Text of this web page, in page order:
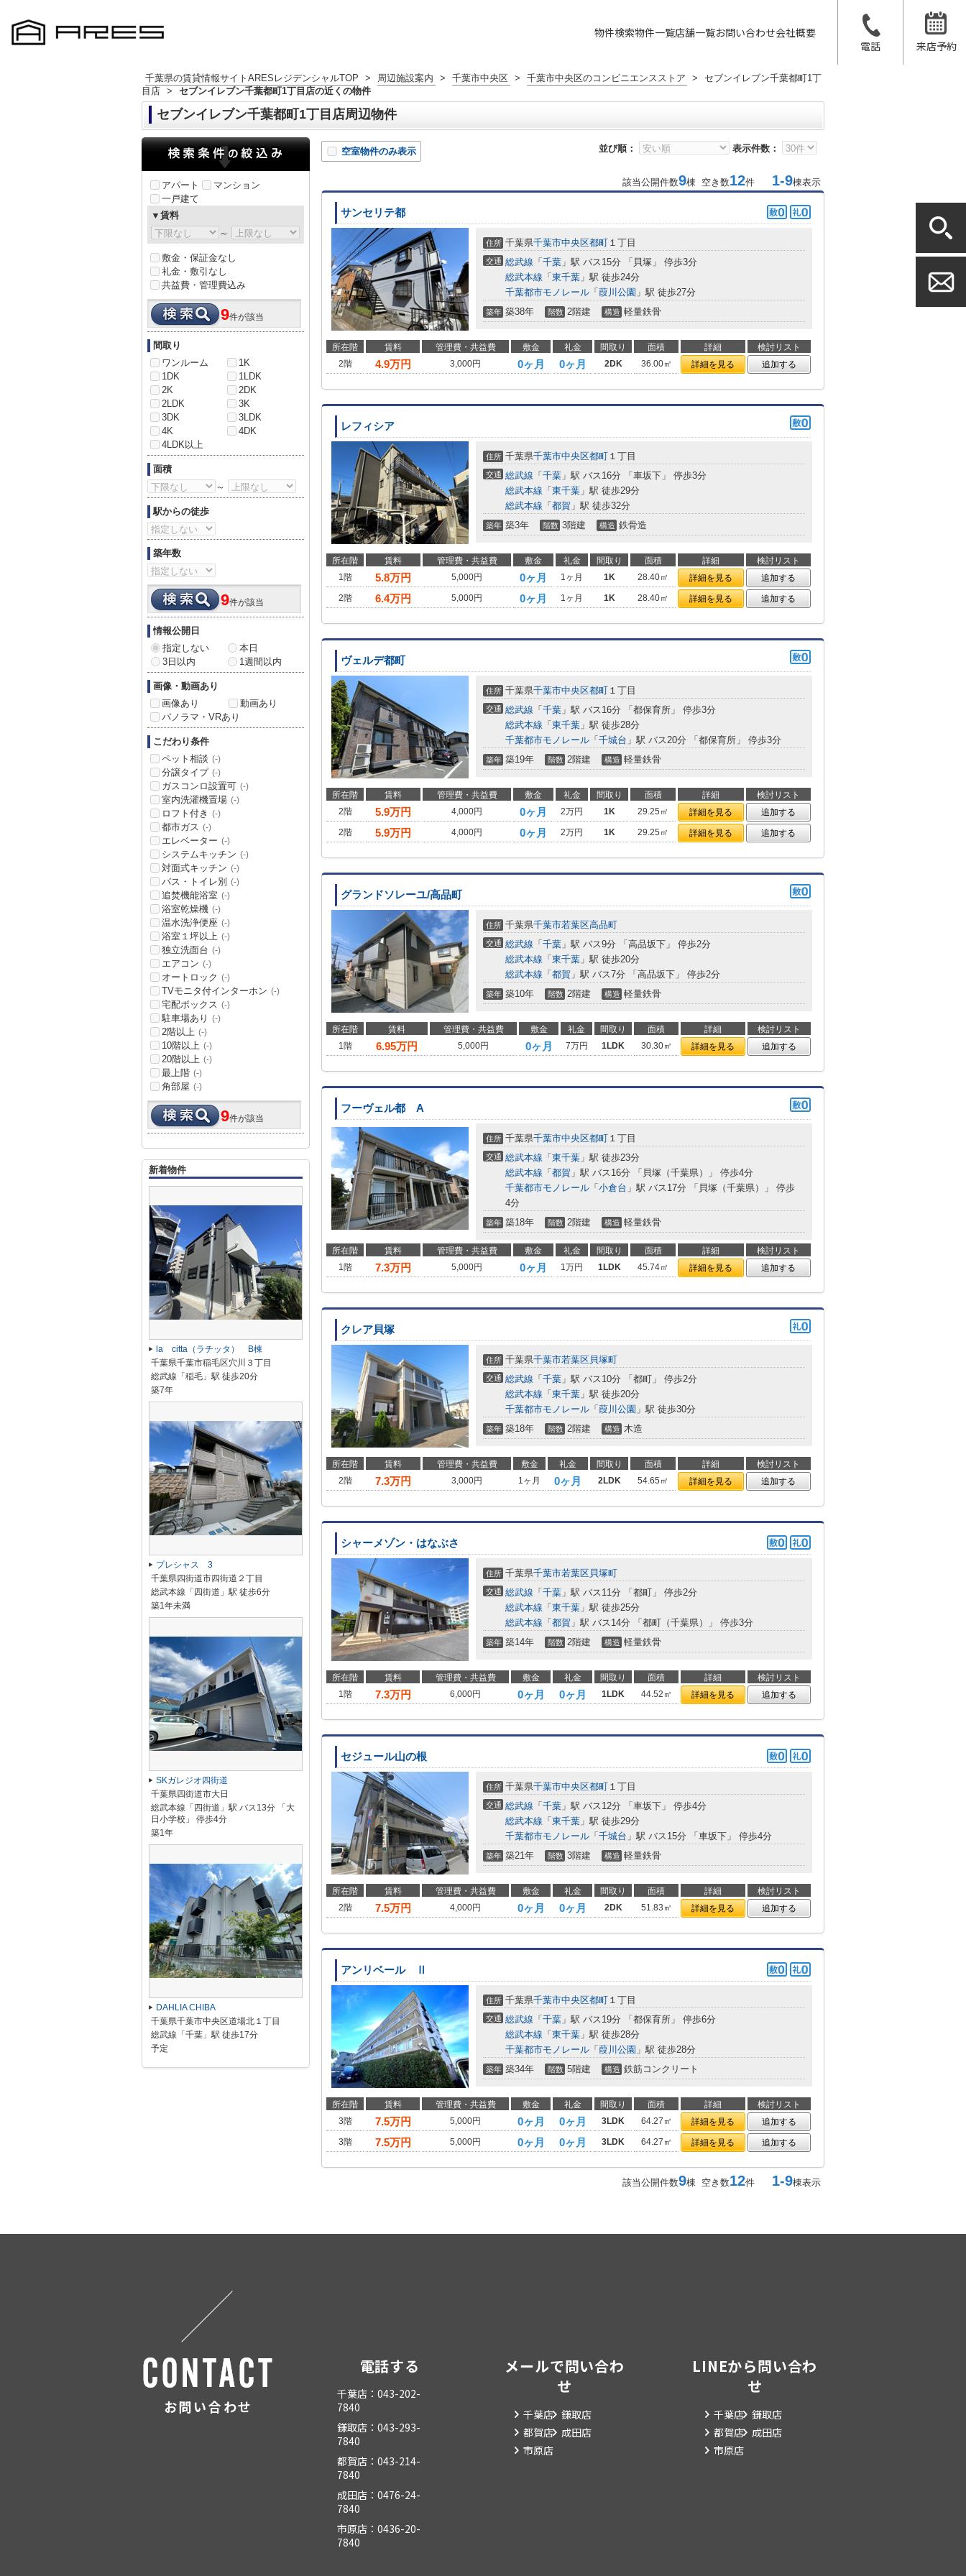
物件検索物件一覧店舗一覧お問い合わせ会社概要
電話
来店予約
千葉県の賃貸情報サイトARESレジデンシャルTOP > 周辺施設案内 > 千葉市中央区 > 千葉市中央区のコンビニエンスストア >
セブンイレブン千葉都町1丁
目店 > セブンイレブン千葉都町1丁目店の近くの物件
セブンイレブン千葉都町1丁目店周辺物件
並び順： 表示件数：
空室物件のみ表示
該当公開件数9棟 空き数12件 1-9棟表示
サンセリテ都
住所 千葉県千葉市中央区都町 １丁目
交通 総武線 「 千葉 」駅 バス15分 「貝塚」 停歩3分
総武本線 「 東千葉 」駅 徒歩24分
千葉都市モノレール 「 葭川公園 」駅 徒歩27分
築年 築38年 階数 2階建 構造 軽量鉄骨
所在階 賃料 管理費・共益費 敷金 礼金 間取り 面積 詳細
検討リスト
2階
4.9万円 3,000円 0ヶ月 0ヶ月 2DK 36.00㎡ 詳細を見る 追加する
レフィシア
住所 千葉県千葉市中央区都町 １丁目
交通 総武線 「 千葉 」駅 バス16分 「車坂下」 停歩3分
総武本線 「 東千葉 」駅 徒歩29分
総武本線 「 都賀 」駅 徒歩32分
築年 築3年 階数 3階建 構造 鉄骨造
所在階 賃料 管理費・共益費 敷金 礼金 間取り 面積 詳細
検討リスト
1階
5.8万円 5,000円 0ヶ月 1ヶ月 1K 28.40㎡ 詳細を見る
追加する
2階
6.4万円 5,000円 0ヶ月 1ヶ月 1K 28.40㎡ 詳細を見る 追加する
ヴェルデ都町
住所 千葉県千葉市中央区都町 １丁目
交通 総武線 「 千葉 」駅 バス16分 「都保育所」 停歩3分
総武本線 「 東千葉 」駅 徒歩28分
千葉都市モノレール 「 千城台 」駅 バス20分 「都保育所」 停歩3分
築年 築19年 階数 2階建 構造 軽量鉄骨
所在階 賃料 管理費・共益費 敷金 礼金 間取り 面積 詳細
検討リスト
2階
5.9万円 4,000円 0ヶ月 2万円 1K 29.25㎡ 詳細を見る
追加する
2階
5.9万円 4,000円 0ヶ月 2万円 1K 29.25㎡ 詳細を見る 追加する
グランドソレーユ/高品町
住所 千葉県千葉市若葉区高品町
交通 総武線 「 千葉 」駅 バス9分 「高品坂下」 停歩2分
総武本線 「 東千葉 」駅 徒歩20分
総武本線 「 都賀 」駅 バス7分 「高品坂下」 停歩2分
築年 築10年 階数 2階建 構造 軽量鉄骨
所在階 賃料 管理費・共益費 敷金 礼金 間取り 面積 詳細
検討リスト
1階
6.95万円 5,000円 0ヶ月 7万円 1LDK 30.30㎡ 詳細を見る 追加する
フーヴェル都 A
住所 千葉県千葉市中央区都町 １丁目
交通 総武本線 「 東千葉 」駅 徒歩23分
総武本線 「 都賀 」駅 バス16分 「貝塚（千葉県）」 停歩4分
千葉都市モノレール 「 小倉台 」駅 バス17分 「貝塚（千葉県）」 停歩
4分
築年 築18年 階数 2階建 構造 軽量鉄骨
所在階 賃料 管理費・共益費 敷金 礼金 間取り 面積 詳細
検討リスト
1階
7.3万円 5,000円 0ヶ月 1万円 1LDK 45.74㎡ 詳細を見る 追加する
クレア貝塚
住所 千葉県千葉市若葉区貝塚町
交通 総武線 「 千葉 」駅 バス10分 「都町」 停歩2分
総武本線 「 東千葉 」駅 徒歩20分
千葉都市モノレール 「 葭川公園 」駅 徒歩30分
築年 築18年 階数 2階建 構造 木造
所在階 賃料 管理費・共益費 敷金 礼金 間取り 面積 詳細
検討リスト
2階
7.3万円 3,000円 1ヶ月 0ヶ月 2LDK 54.65㎡ 詳細を見る 追加する
シャーメゾン・はなぶさ
住所 千葉県千葉市若葉区貝塚町
交通 総武線 「 千葉 」駅 バス11分 「都町」 停歩2分
総武本線 「 東千葉 」駅 徒歩25分
総武本線 「 都賀 」駅 バス14分 「都町（千葉県）」 停歩3分
築年 築14年 階数 2階建 構造 軽量鉄骨
所在階 賃料 管理費・共益費 敷金 礼金 間取り 面積 詳細
検討リスト
1階
7.3万円 6,000円 0ヶ月 0ヶ月 1LDK 44.52㎡ 詳細を見る 追加する
セジュール山の根
住所 千葉県千葉市中央区都町 １丁目
交通 総武線 「 千葉 」駅 バス12分 「車坂下」 停歩4分
総武本線 「 東千葉 」駅 徒歩29分
千葉都市モノレール 「 千城台 」駅 バス15分 「車坂下」 停歩4分
築年 築21年 階数 3階建 構造 軽量鉄骨
所在階 賃料 管理費・共益費 敷金 礼金 間取り 面積 詳細
検討リスト
2階
7.5万円 4,000円 0ヶ月 0ヶ月 2DK 51.83㎡ 詳細を見る 追加する
アンリベール Ⅱ
住所 千葉県千葉市中央区都町 １丁目
交通 総武線 「 千葉 」駅 バス19分 「都保育所」 停歩6分
総武本線 「 東千葉 」駅 徒歩28分
千葉都市モノレール 「 葭川公園 」駅 徒歩28分
築年 築34年 階数 5階建 構造 鉄筋コンクリート
所在階 賃料 管理費・共益費 敷金 礼金 間取り 面積 詳細
検討リスト
3階
7.5万円 5,000円 0ヶ月 0ヶ月 3LDK 64.27㎡ 詳細を見る
追加する
3階
7.5万円 5,000円 0ヶ月 0ヶ月 3LDK 64.27㎡ 詳細を見る 追加する
該当公開件数9棟 空き数12件 1-9棟表示
アパート
マンション
一戸建て
▼賃料
～
敷金・保証金なし
礼金・敷引なし
共益費・管理費込み
9件が該当
間取り
ワンルーム
1K
1DK
1LDK
2K
2DK
2LDK
3K
3DK
3LDK
4K
4DK
4LDK以上
面積
～
駅からの徒歩
築年数
9件が該当
情報公開日
指定しない
本日
3日以内
1週間以内
画像・動画あり
画像あり
動画あり
パノラマ・VRあり
こだわり条件
ペット相談 (-)
分譲タイプ (-)
ガスコンロ設置可 (-)
室内洗濯機置場 (-)
ロフト付き (-)
都市ガス (-)
エレベーター (-)
システムキッチン (-)
対面式キッチン (-)
バス・トイレ別 (-)
追焚機能浴室 (-)
浴室乾燥機 (-)
温水洗浄便座 (-)
浴室１坪以上 (-)
独立洗面台 (-)
エアコン (-)
オートロック (-)
TVモニタ付インターホン (-)
宅配ボックス (-)
駐車場あり (-)
2階以上 (-)
10階以上 (-)
20階以上 (-)
最上階 (-)
角部屋 (-)
9件が該当
新着物件
la citta（ラチッタ） B棟
千葉県千葉市稲毛区穴川３丁目
総武線「稲毛」駅 徒歩20分
築7年
プレシャス 3
千葉県四街道市四街道２丁目
総武本線「四街道」駅 徒歩6分
築1年未満
SKガレジオ四街道
千葉県四街道市大日
総武本線「四街道」駅 バス13分 「大
日小学校」 停歩4分
築1年
DAHLIA CHIBA
千葉県千葉市中央区道場北１丁目
総武線「千葉」駅 徒歩17分
予定
お問い合わせ
電話する
千葉店：043-202-
7840
鎌取店：043-293-
7840
都賀店：043-214-
7840
成田店：0476-24-
7840
市原店：0436-20-
7840
メールで問い合わ
せ
千葉店 鎌取店
都賀店 成田店
市原店
LINEから問い合わ
せ
千葉店 鎌取店
都賀店
成田店
市原店